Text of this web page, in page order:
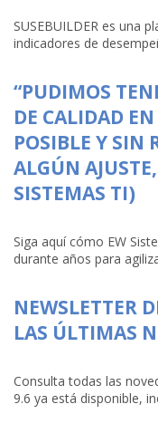
SUSEBUILDER es una
indicadores de
“PUDIMOS
DE CALIDAD
POSIBLE Y SIN
ALGÚN
SISTEMAS TI)
Siga aquí cómo EW
durante años para
NEWSLETTER
LAS ÚLTIMAS
Consulta todas las
9.6 ya está disponible,